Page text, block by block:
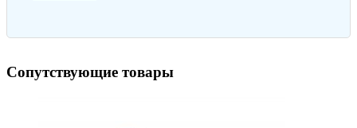
Сопутствующие товары